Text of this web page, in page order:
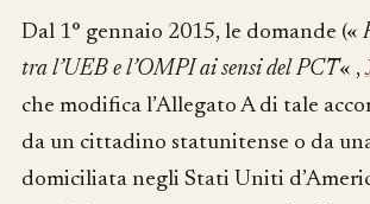
Dal 1° gennaio 2015, le domande («
tra l’UEB e l’OMPI ai sensi del PCT« ,
che modifica l’Allegato A di tale
da un cittadino statunitense o da
domiciliata negli Stati Uniti